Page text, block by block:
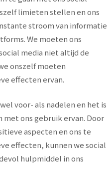
limieten stellen en ons
stroom van informatie
We moeten ons
media niet altijd de
onszelf moeten
effecten ervan.
voor- als nadelen en het is
met ons gebruik ervan. Door
aspecten en ons te
effecten, kunnen we social
hulpmiddel in ons